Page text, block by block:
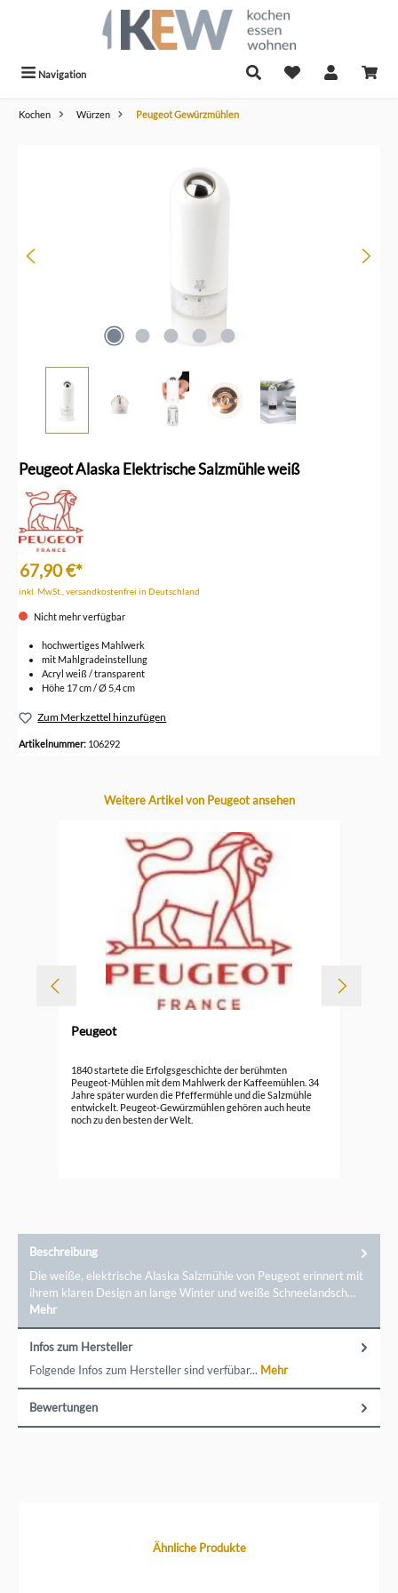
Navigation
Kochen Würzen Peugeot Gewürzmühlen
Peugeot Alaska Elektrische Salzmühle weiß
67,90 €*
inkl. MwSt., versandkostenfrei in Deutschland
Nicht mehr verfügbar
hochwertiges Mahlwerk
mit Mahlgradeinstellung
Acryl weiß / transparent
Höhe 17 cm / Ø 5,4 cm
Zum Merkzettel hinzufügen
Artikelnummer: 106292
Produktgalerie überspringen
Weitere Artikel von Peugeot ansehen
Peugeot
1840 startete die Erfolgsgeschichte der berühmten
Peugeot-Mühlen mit dem Mahlwerk der Kaffeemühlen. 34
Jahre später wurden die Pfeffermühle und die Salzmühle
entwickelt. Peugeot-Gewürzmühlen gehören auch heute
noch zu den besten der Welt.
Beschreibung
Die weiße, elektrische Alaska Salzmühle von Peugeot erinnert mit
ihrem klaren Design an lange Winter und weiße Schneelandsch…
Mehr
Infos zum Hersteller
Folgende Infos zum Hersteller sind verfübar... Mehr
Bewertungen
Produktgalerie überspringenÄhnliche Produkte